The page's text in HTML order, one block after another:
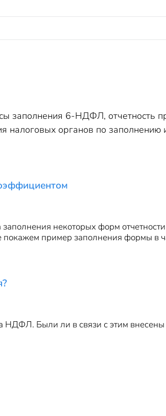
заполнения 6-НДФЛ, отчетность
налоговых органов по
некоторых форм
пример заполнения формы в
НДФЛ. Были ли в связи с этим